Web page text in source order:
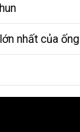
nhất của ống